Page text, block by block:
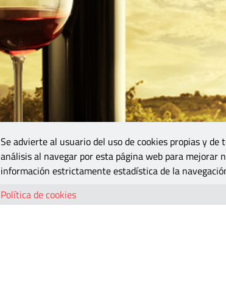
70cl, reserva_familia
Se advierte al usuario del uso de cookies propias y de
análisis al navegar por esta página web para mejorar
información estrictamente estadística de la
Política de cookies